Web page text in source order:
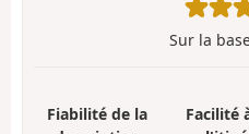
Sur la
Fiabilité de la
Facilité